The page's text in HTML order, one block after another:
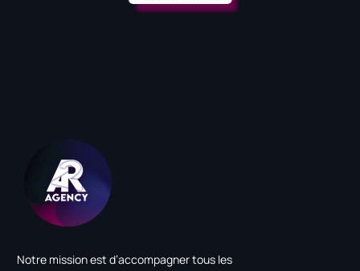
Notre mission est d’accompagner tous les